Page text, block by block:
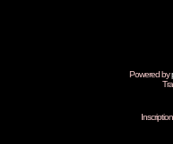
Powered by